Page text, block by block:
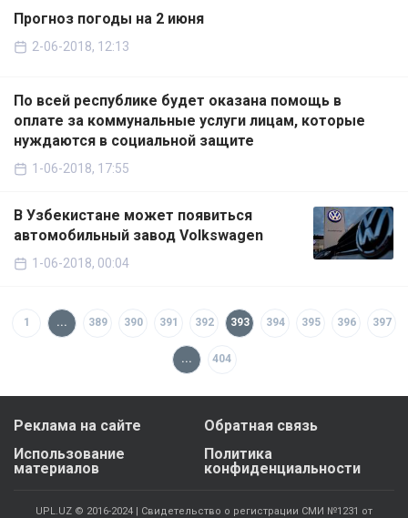
Прогноз погоды на 2 июня
2-06-2018, 12:13
По всей республике будет оказана помощь в
оплате за коммунальные услуги лицам, которые
нуждаются в социальной защите
1-06-2018, 17:55
В Узбекистане может появиться
автомобильный завод Volkswagen
1-06-2018, 00:04
1 ... 389 390 391 392 393 394 395 396 397
... 404
Реклама на сайте
Обратная связь
Использование
материалов
Политика
конфиденциальности
UPL.UZ © 2016-2024 | Свидетельство о регистрации СМИ №1231 от